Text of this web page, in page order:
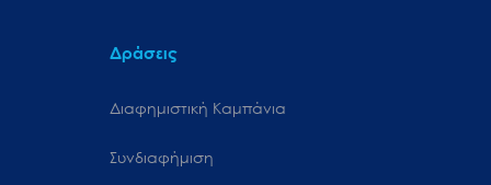
Δράσεις
Διαφημιστική Καμπάνια
Συνδιαφήμιση